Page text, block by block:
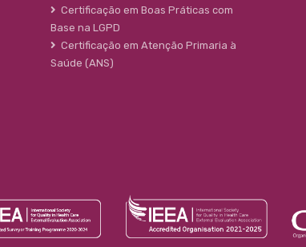
Certificação em Boas Práticas com
Base na LGPD
Certificação em Atenção Primaria à
Saúde (ANS)